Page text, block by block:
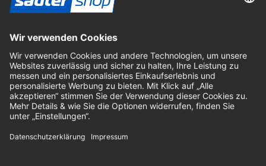
Impressum
AGB
Datenschutz
Cookie-Einstellungen
© 2026 sauter GmbH